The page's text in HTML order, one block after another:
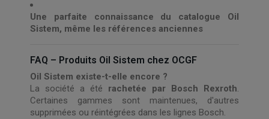
Une parfaite connaissance du catalogue Oil
Sistem, même les références anciennes
FAQ – Produits Oil Sistem chez OCGF
Oil Sistem existe-t-elle encore ?
La société a été rachetée par Bosch Rexroth.
Certaines gammes sont maintenues, d'autres
supprimées ou réintégrées dans les lignes Bosch.